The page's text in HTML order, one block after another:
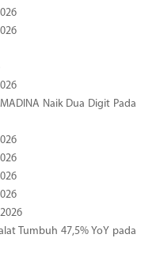
Naik Dua Digit Pada
Tumbuh 47,5% YoY pada